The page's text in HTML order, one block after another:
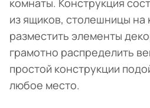
комнаты. Конструкция
из ящиков, столешницы
разместить элементы
грамотно распределить
простой конструкции
любое место.